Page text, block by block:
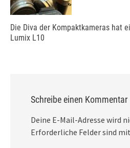
Die Diva der Kompaktkameras hat
Lumix L10
Schreibe einen Kommentar
Deine E-Mail-Adresse wird
Erforderliche Felder sind mit